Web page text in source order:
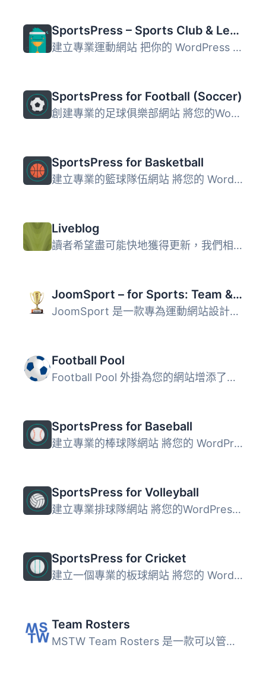
SportsPress – Sports Club & League Manager
建立專業運動網站 把你的 WordPress 博客轉換為完全可配置的...
SportsPress for Football (Soccer)
創建專業的足球俱樂部網站 將您的WordPress博客轉變為完全可...
SportsPress for Basketball
建立專業的籃球隊伍網站 將您的 WordPress 博客轉變成可完全...
Liveblog
讀者希望盡可能快地獲得更新，我們相信我們提供了最簡單和最...
JoomSport – for Sports: Team & League, Football, Hockey & more
JoomSport 是一款專為運動網站設計的外掛，提供完整的聯賽管...
Football Pool
Football Pool 外掛為您的網站增添了一個幻想運動池，讓訪客...
SportsPress for Baseball
建立專業的棒球隊網站 將您的 WordPress 博客轉換為可完全配...
SportsPress for Volleyball
建立專業排球隊網站 將您的WordPress博客轉變為完全可配置的...
SportsPress for Cricket
建立一個專業的板球網站 將您的 WordPress 博客轉換為一個可...
Team Rosters
MSTW Team Rosters 是一款可以管理多個運動隊伍名單的 WordPr...